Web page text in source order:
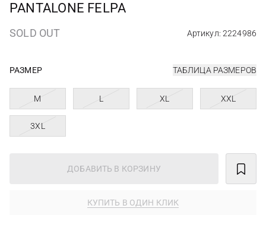
PANTALONE FELPA
SOLD OUT Артикул: 2224986
РАЗМЕР ТАБЛИЦА РАЗМЕРОВ
M L XL XXL
3XL
ДОБАВИТЬ В КОРЗИНУ
КУПИТЬ В ОДИН КЛИК